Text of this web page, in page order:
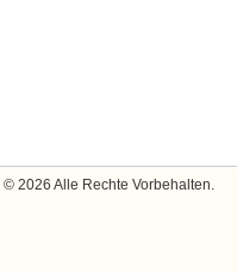
© 2026 Alle Rechte Vorbehalten.